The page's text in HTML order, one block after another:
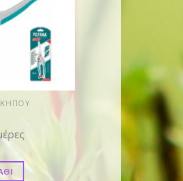
ΚΗΠΟΥ ΚΛΑΔΕΥΤΗΡΙΑ –
Bahco PG-12-F
ΠΡΟΣΘΗΚΗ ΣΤΟ